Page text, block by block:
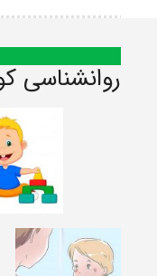
روانشناسی